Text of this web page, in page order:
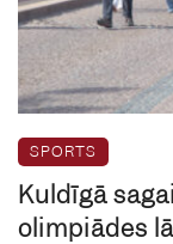
SPORTS
Kuldīgā
olimpiādes